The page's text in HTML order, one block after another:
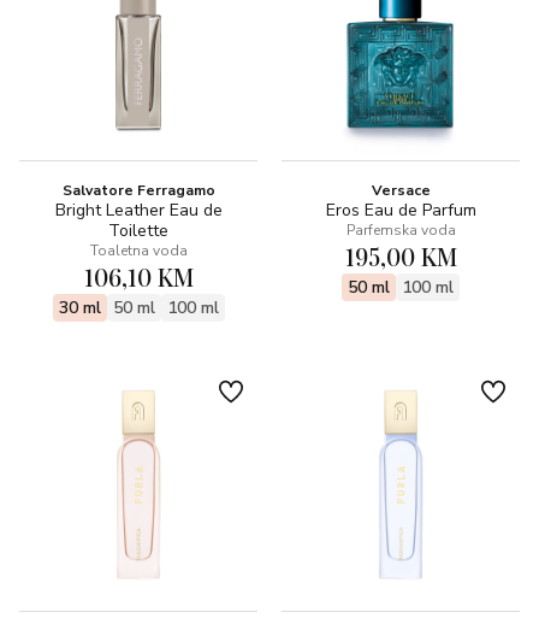
Salvatore Ferragamo
Bright Leather Eau de
Toilette
Toaletna voda
106,10 KM
30 ml 50 ml 100 ml
Versace
Eros Eau de Parfum
Parfemska voda
195,00 KM
50 ml 100 ml